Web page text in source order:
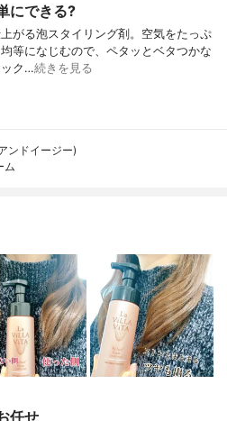
にできる?
がる泡スタイリング剤。空気をたっぷ
等になじむので、ペタッとベタつかな
ック…続きを見る
ンドイージー)
ム
任せ